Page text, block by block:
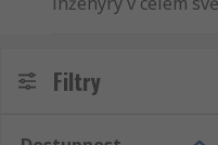
Devices výrobek?
součástek,
Elektronické
Filtry